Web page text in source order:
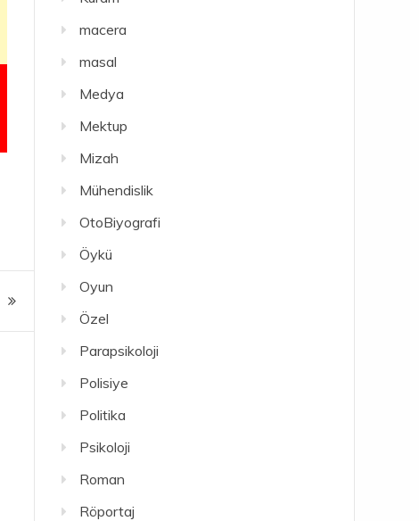
macera
masal
Medya
Mektup
Mizah
Mühendislik
OtoBiyografi
Öykü
Oyun
Özel
Parapsikoloji
Polisiye
Politika
Psikoloji
Roman
Röportaj